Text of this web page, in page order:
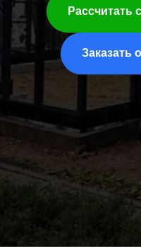
Рассчитать
Заказать